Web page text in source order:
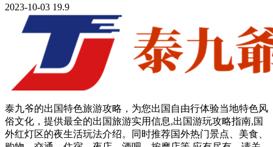
2023-10-03 19.9
泰九爷的出国特色旅游攻略，为您出国自由行体验当地特色风
俗文化，提供最全的出国旅游实用信息,出国游玩攻略指南,国
外红灯区的夜生活玩法介绍。同时推荐国外热门景点、美食、